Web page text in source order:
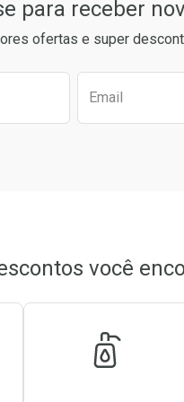
para receber
ofertas e super
o formulário
Email
você